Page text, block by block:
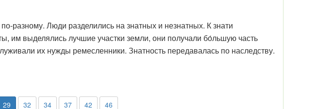
разному. Люди разделились на знатных и незнатных. К знати
им выделялись лучшие участки земли, они получали бо́льшую часть
их нужды ремесленники. Знатность передавалась по наследству.
29 32 34 37 42 46